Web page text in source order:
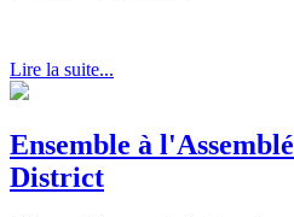
Lire la suite...
Ensemble à
District